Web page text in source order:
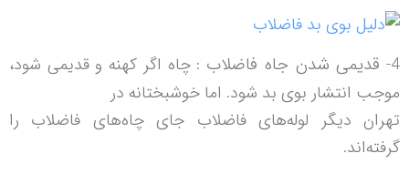
4- قدیمی شدن جاه فاضلاب : چاه اگر کهنه و قدیمی شود،
موجب انتشار بوی بد شود. اما خوشبختانه در
تهران دیگر لوله‌های فاضلاب جای چاه‌های فاضلاب را
گرفته‌اند.